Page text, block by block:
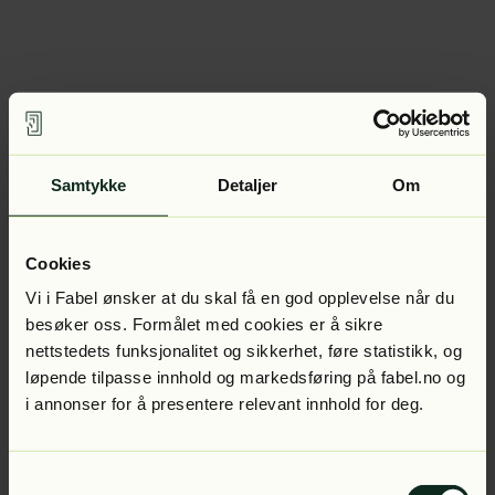
Samtykke Detaljer Om
Cookies
Vi i Fabel ønsker at du skal få en god opplevelse når du
besøker oss. Formålet med cookies er å sikre
nettstedets funksjonalitet og sikkerhet, føre statistikk, og
løpende tilpasse innhold og markedsføring på fabel.no og
i annonser for å presentere relevant innhold for deg.